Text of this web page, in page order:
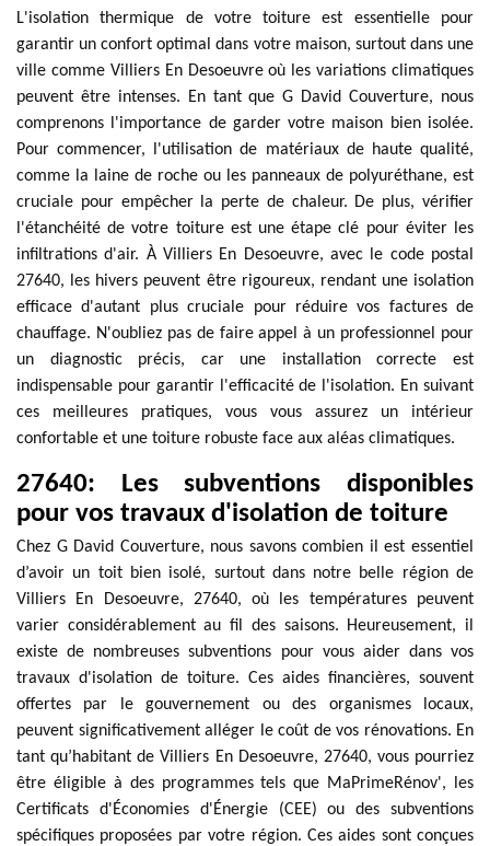
L'isolation thermique de votre toiture est essentielle pour
garantir un confort optimal dans votre maison, surtout dans une
ville comme Villiers En Desoeuvre où les variations climatiques
peuvent être intenses. En tant que G David Couverture, nous
comprenons l'importance de garder votre maison bien isolée.
Pour commencer, l'utilisation de matériaux de haute qualité,
comme la laine de roche ou les panneaux de polyuréthane, est
cruciale pour empêcher la perte de chaleur. De plus, vérifier
l'étanchéité de votre toiture est une étape clé pour éviter les
infiltrations d'air. À Villiers En Desoeuvre, avec le code postal
27640, les hivers peuvent être rigoureux, rendant une isolation
efficace d'autant plus cruciale pour réduire vos factures de
chauffage. N'oubliez pas de faire appel à un professionnel pour
un diagnostic précis, car une installation correcte est
indispensable pour garantir l'efficacité de l'isolation. En suivant
ces meilleures pratiques, vous vous assurez un intérieur
confortable et une toiture robuste face aux aléas climatiques.
27640: Les subventions disponibles
pour vos travaux d'isolation de toiture
Chez G David Couverture, nous savons combien il est essentiel
d’avoir un toit bien isolé, surtout dans notre belle région de
Villiers En Desoeuvre, 27640, où les températures peuvent
varier considérablement au fil des saisons. Heureusement, il
existe de nombreuses subventions pour vous aider dans vos
travaux d'isolation de toiture. Ces aides financières, souvent
offertes par le gouvernement ou des organismes locaux,
peuvent significativement alléger le coût de vos rénovations. En
tant qu’habitant de Villiers En Desoeuvre, 27640, vous pourriez
être éligible à des programmes tels que MaPrimeRénov', les
Certificats d'Économies d'Énergie (CEE) ou des subventions
spécifiques proposées par votre région. Ces aides sont conçues